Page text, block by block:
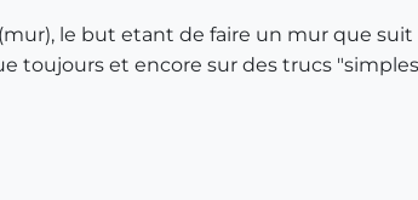
le but etant de faire un mur que suit
toujours et encore sur des trucs